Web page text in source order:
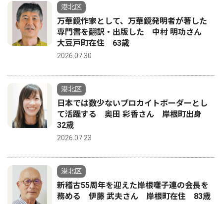
港北区
万華鏡作家として、万華鏡発明者が著した
専門書を翻訳・出版した 中村 明功さん
大豆戸町在住 63歳
2026.07.30
港北区
日本では数少ないプロカイトボーダーとし
て活躍する 奥田 彩香さん 岸根町出身
32歳
2026.07.23
港北区
新稽古55周年を迎えた岸根囃子連の会長を
務める 伊藤 武夫さん 岸根町在住 83歳